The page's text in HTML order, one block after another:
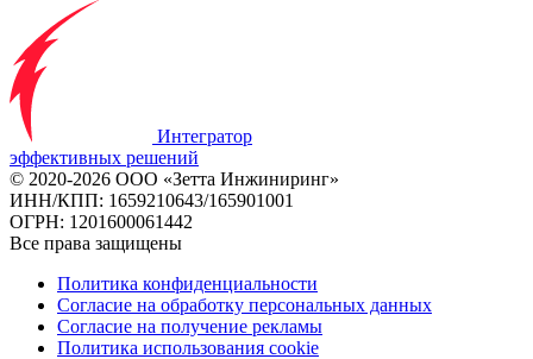
Интегратор
эффективных решений
© 2020-2026 ООО «Зетта Инжиниринг»
ИНН/КПП: 1659210643/165901001
ОГРН: 1201600061442
Все права защищены
Политика конфиденциальности
Согласие на обработку персональных данных
Согласие на получение рекламы
Политика использования cookie